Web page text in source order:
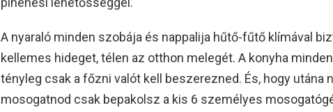
A nyaraló minden szobája és nappalija hűtő-fűtő klímával
kellemes hideget, télen az otthon melegét. A konyha
tényleg csak a főzni valót kell beszerezned. És, hogy utána
mosogatnod csak bepakolsz a kis 6 személyes